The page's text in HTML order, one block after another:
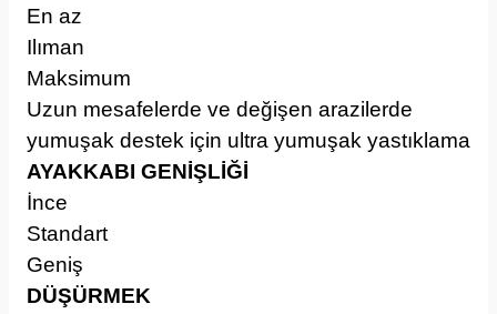
En az
Ilıman
Maksimum
Uzun mesafelerde ve değişen arazilerde
yumuşak destek için ultra yumuşak yastıklama
AYAKKABI GENİŞLİĞİ
İnce
Standart
Geniş
DÜŞÜRMEK